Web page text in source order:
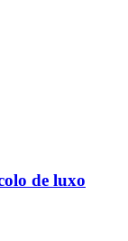
de luxo